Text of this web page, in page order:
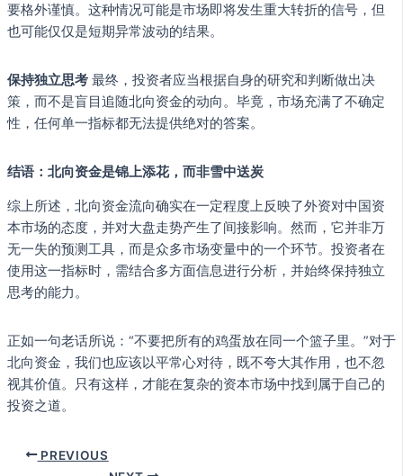
要格外谨慎。这种情况可能是市场即将发生重大转折的信号，但
也可能仅仅是短期异常波动的结果。
保持独立思考 最终，投资者应当根据自身的研究和判断做出决
策，而不是盲目追随北向资金的动向。毕竟，市场充满了不确定
性，任何单一指标都无法提供绝对的答案。
结语：北向资金是锦上添花，而非雪中送炭
综上所述，北向资金流向确实在一定程度上反映了外资对中国资
本市场的态度，并对大盘走势产生了间接影响。然而，它并非万
无一失的预测工具，而是众多市场变量中的一个环节。投资者在
使用这一指标时，需结合多方面信息进行分析，并始终保持独立
思考的能力。
正如一句老话所说：“不要把所有的鸡蛋放在同一个篮子里。”对于
北向资金，我们也应该以平常心对待，既不夸大其作用，也不忽
视其价值。只有这样，才能在复杂的资本市场中找到属于自己的
投资之道。
PREVIOUS